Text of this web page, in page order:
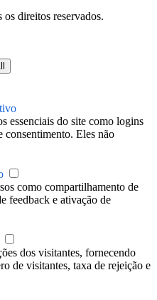
direitos reservados.
essenciais do site como logins
consentimento. Eles não
como compartilhamento de
feedback e ativação de
dos visitantes, fornecendo
de visitantes, taxa de rejeição e